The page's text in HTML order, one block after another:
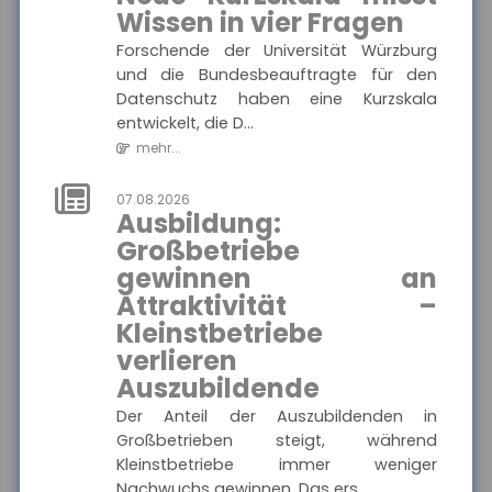
Wissen in vier Fragen
Forschende der Universität Würzburg
und die Bundesbeauftragte für den
Datenschutz haben eine Kurzskala
entwickelt, die D...
mehr...
07.08.2026
Ausbildung:
Großbetriebe
gewinnen an
Attraktivität –
Kleinstbetriebe
verlieren
Auszubildende
Der Anteil der Auszubildenden in
Großbetrieben steigt, während
Kleinstbetriebe immer weniger
Ausgewählte Produkte
Die
Haftpflichtkasse
-
Privathaftpflicht
wichtigen Informationen
und Druckstücke zur
privaten
Haftpflichtversicherung
der Haftpflichtkasse.
Ausgewählte Produkte
Münchener Verein
- Pflegetagegeld
Münchener Verein -
Pflegetagegeld
Hier finden Sie alle wichtigen
Informationen und
Druckstücke zur
Pflegetagegeldversicherung
des Münchener Vereins.